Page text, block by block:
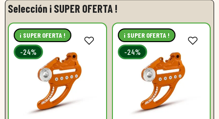
Selección ¡ SUPER OFERTA !
¡ SUPER OFERTA !
-24%
¡ SUPER OFERTA !
-24%